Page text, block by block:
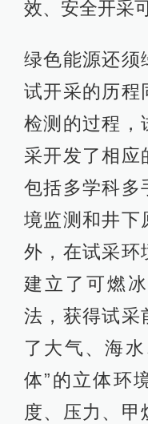
效、安全开采
绿色能源还须
试开采的历程
检测的过程，
采开发了相应
包括多学科多
境监测和井下
外，在试采环
建立了可燃
法，获得试采
了大气、海
体”的立体环
度、压力、甲